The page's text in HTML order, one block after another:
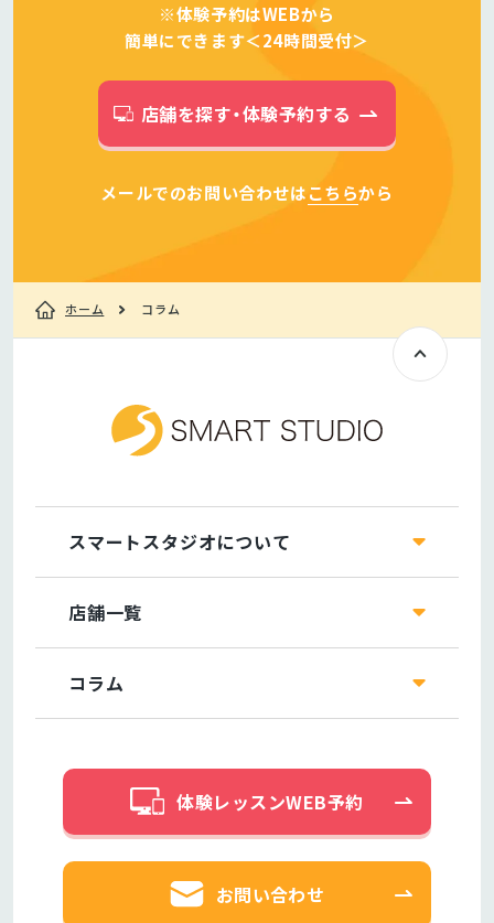
※体験予約はWEBから
簡単にできます＜24時間受付＞
店舗を探す・体験予約する
メールでのお問い合わせはこちらから
ホーム コラム
スマートスタジオについて
店舗一覧
コラム
体験レッスンWEB予約
お問い合わせ